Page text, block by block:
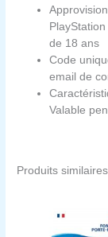
de 18 ans
Code
email de
Valable
Produits similaires